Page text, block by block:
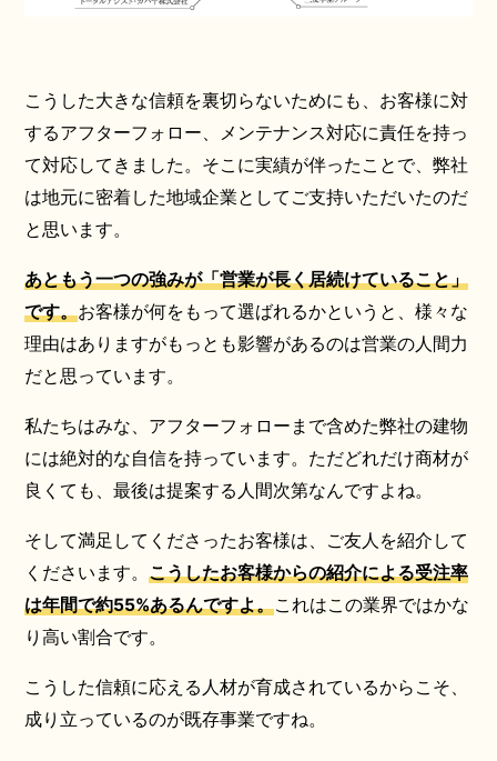
こうした大きな信頼を裏切らないためにも、お客様に対
するアフターフォロー、メンテナンス対応に責任を持っ
て対応してきました。そこに実績が伴ったことで、弊社
は地元に密着した地域企業としてご支持いただいたのだ
と思います。
あともう一つの強みが「営業が長く居続けていること」
です。お客様が何をもって選ばれるかというと、様々な
理由はありますがもっとも影響があるのは営業の人間力
だと思っています。
私たちはみな、アフターフォローまで含めた弊社の建物
には絶対的な自信を持っています。ただどれだけ商材が
良くても、最後は提案する人間次第なんですよね。
そして満足してくださったお客様は、ご友人を紹介して
くださいます。 こうしたお客様からの紹介による受注率
は年間で約55%あるんですよ。これはこの業界ではかな
り高い割合です。
こうした信頼に応える人材が育成されているからこそ、
成り立っているのが既存事業ですね。